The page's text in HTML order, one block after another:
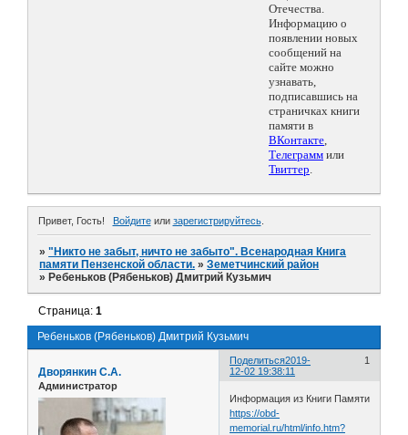
Отечества.
Информацию о
появлении новых
сообщений на
сайте можно
узнавать,
подписавшись на
страничках книги
памяти в
ВКонтакте,
Телеграмм или
Твиттер.
Привет, Гость! Войдитеили зарегистрируйтесь.
»"Никто не забыт, ничто не забыто". Всенародная Книга
памяти Пензенской области. »Земетчинский район
» Ребеньков (Рябеньков) Дмитрий Кузьмич
Ребеньков (Рябеньков) Дмитрий Кузьмич
Страница:1
Поделиться 1
2019-
12-02 19:38:11
Дворянкин С.А.
Администратор
Информация из Книги Памяти
https://obd-
memorial.ru/html/info.htm?